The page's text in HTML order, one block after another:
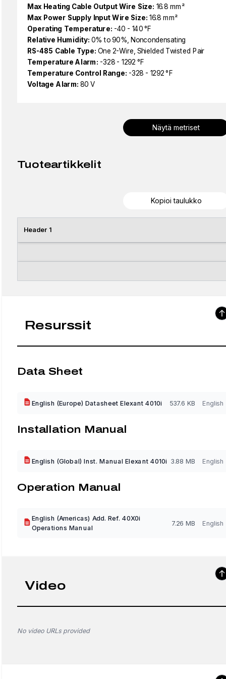
Max Heating Cable Output Wire Size: 16.8 mm²
Max Power Supply Input Wire Size: 16.8 mm²
Operating Temperature: -40 - 140 °F
Relative Humidity: 0% to 90%, Noncondensating
RS-485 Cable Type: One 2-Wire, Shielded Twisted Pair
Temperature Alarm: -328 - 1292 °F
Temperature Control Range: -328 - 1292 °F
Voltage Alarm: 80 V
Näytä metriset
Tuoteartikkelit
Kopioi taulukko
Header 1
Resurssit
Data Sheet
English (Europe) Datasheet Elexant 4010i 537.6 KB English
Installation Manual
English (Global) Inst. Manual Elexant 4010i 3.88 MB English
Operation Manual
English (Americas) Add. Ref. 40X0i
Operations Manual
7.26 MB English
Video
No video URLs provided